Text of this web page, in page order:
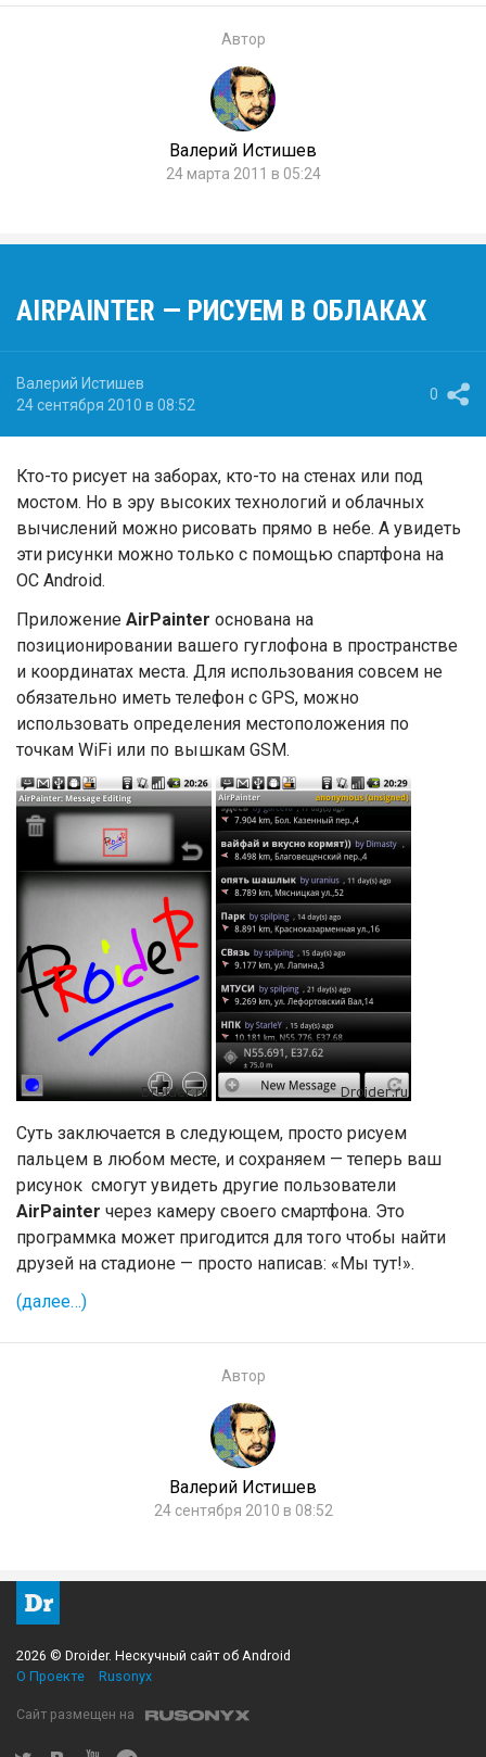
Автор
Валерий Истишев
24 марта 2011 в 05:24
AIRPAINTER — РИСУЕМ В ОБЛАКАХ
Валерий Истишев
24 сентября 2010 в 08:52
0
Кто-то рисует на заборах, кто-то на стенах или под
мостом. Но в эру высоких технологий и облачных
вычислений можно рисовать прямо в небе. А увидеть
эти рисунки можно только с помощью спартфона на
ОС Android.
Приложение AirPainter основана на
позиционировании вашего гуглофона в пространстве
и координатах места. Для использования совсем не
обязательно иметь телефон с GPS, можно
использовать определения местоположения по
точкам WiFi или по вышкам GSM.
Суть заключается в следующем, просто рисуем
пальцем в любом месте, и сохраняем — теперь ваш
рисунок смогут увидеть другие пользователи
AirPainter через камеру своего смартфона. Это
программка может пригодится для того чтобы найти
друзей на стадионе — просто написав: «Мы тут!».
(далее…)
Автор
Валерий Истишев
24 сентября 2010 в 08:52
2026 © Droider. Нескучный сайт об Android
О Проекте
Rusonyx
Сайт размещен на